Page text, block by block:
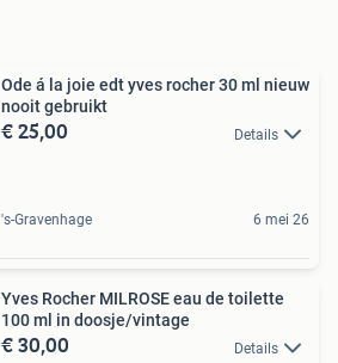
Ode á la joie edt yves rocher 30 ml nieuw
nooit gebruikt
€ 25,00 Details
's-Gravenhage 6 mei 26
Yves Rocher MILROSE eau de toilette
100 ml in doosje/vintage
€ 30,00 Details